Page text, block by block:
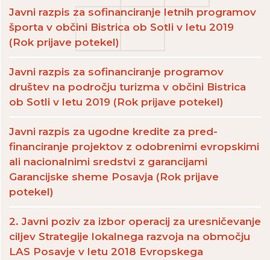
Javni razpis za sofinanciranje letnih programov
športa v občini Bistrica ob Sotli v letu 2019
(Rok prijave potekel)
Javni razpis za sofinanciranje programov
društev na področju turizma v občini Bistrica
ob Sotli v letu 2019 (Rok prijave potekel)
Javni razpis za ugodne kredite za pred-
financiranje projektov z odobrenimi evropskimi
ali nacionalnimi sredstvi z garancijami
Garancijske sheme Posavja (Rok prijave
potekel)
2. Javni poziv za izbor operacij za uresničevanje
ciljev Strategije lokalnega razvoja na območju
LAS Posavje v letu 2018 Evropskega